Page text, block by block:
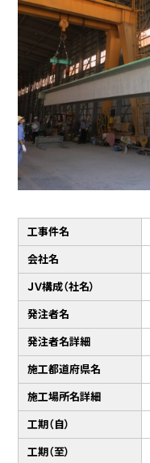
工事件名
会社名
ＪＶ構成（社名）
発注者名
発注者名詳細
施工都道府県名
施工場所名詳細
工期（自）
工期（至）